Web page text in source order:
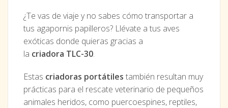
¿Te vas de viaje y no sabes cómo transportar a
tus agapornis papilleros? Llévate a tus aves
exóticas donde quieras gracias a
la criadora TLC-30.
Estas criadoras portátiles también resultan muy
prácticas para el rescate veterinario de pequeños
animales heridos, como puercoespines, reptiles,